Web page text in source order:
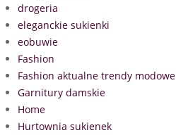
drogeria
eleganckie sukienki
eobuwie
Fashion
Fashion aktualne trendy modowe
Garnitury damskie
Home
Hurtownia sukienek